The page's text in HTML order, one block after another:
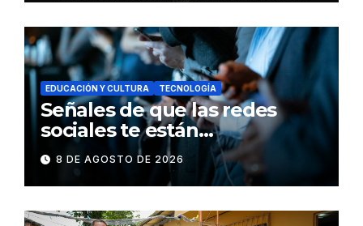
EDUCACIÓN Y CULTURA TECNOLOGÍA
Señales de que las redes
sociales te están
consumiendo
8 DE AGOSTO DE 2026